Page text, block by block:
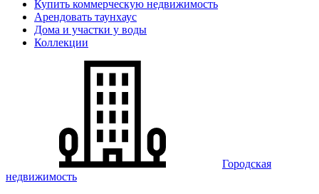
Купить коммерческую недвижимость
Арендовать таунхаус
Дома и участки у воды
Коллекции
Городская
недвижимость